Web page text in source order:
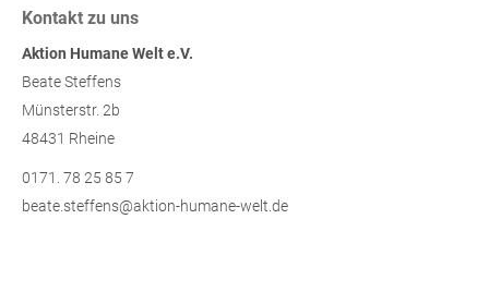
Kontakt zu uns
Aktion Humane Welt e.V.
Beate Steffens
Münsterstr. 2b
48431 Rheine
0171. 78 25 85 7
beate.steffens@aktion-humane-welt.de